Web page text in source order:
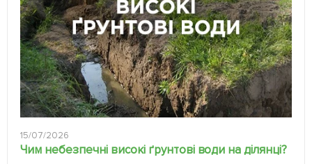
15/07/2026
Чим небезпечні високі ґрунтові води на ділянці?